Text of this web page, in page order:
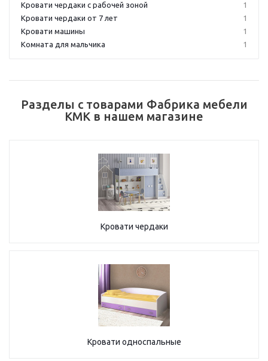
Кровати чердаки с рабочей зоной
1
Кровати чердаки от 7 лет
1
Кровати машины
1
Комната для мальчика
1
Разделы с товарами Фабрика мебели
КМК в нашем магазине
Кровати чердаки
Кровати односпальные